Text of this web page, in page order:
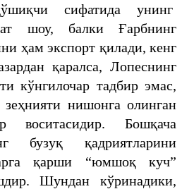
сифатида унинг
шоу, балки Ғарбнинг
ҳам экспорт қилади, кенг
қаралса, Лопеснинг
кўнгилочар тадбир эмас,
нишонга олинган
воситасидир. Бошқача
бузуқ қадриятларини
қарши “юмшоқ куч”
Шундан кўринадики,